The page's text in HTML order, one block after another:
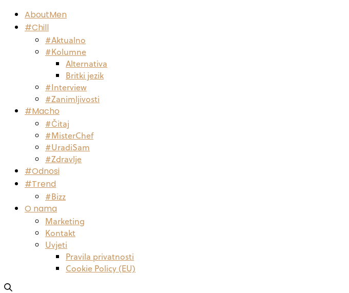
AboutMen
#Chill
#Aktualno
#Kolumne
Alternativa
Britki jezik
#Interview
#Zanimljivosti
#Macho
#Čitaj
#MisterChef
#UradiSam
#Zdravlje
#Odnosi
#Trend
#Bizz
O nama
Marketing
Kontakt
Uvjeti
Pravila privatnosti
Cookie Policy (EU)